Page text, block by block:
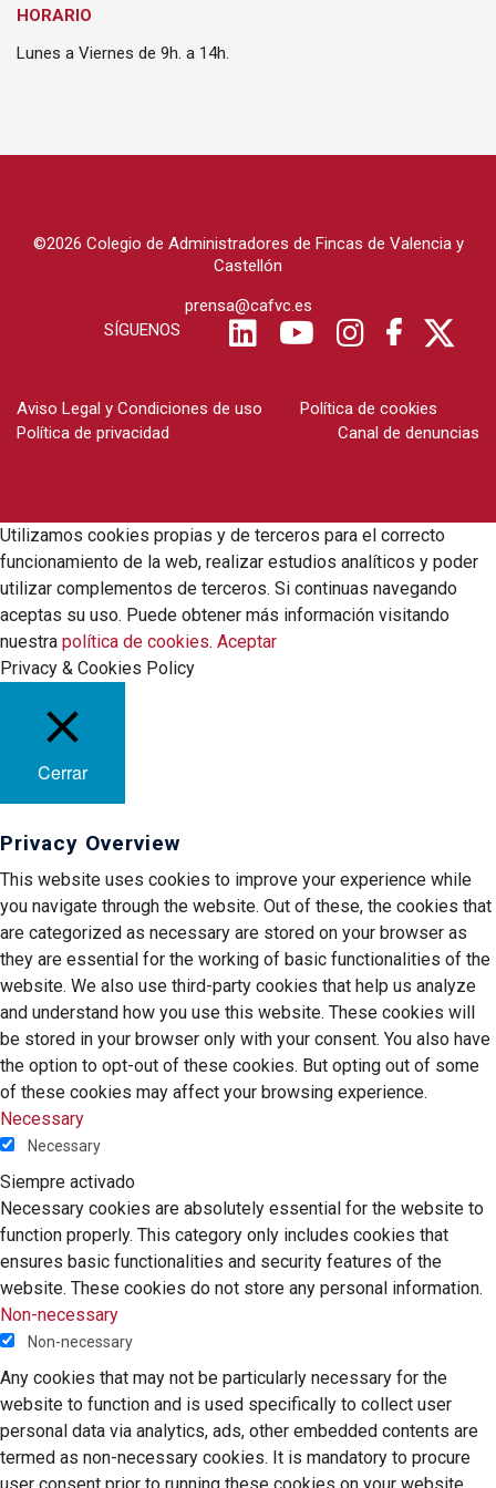
HORARIO
Lunes a Viernes de 9h. a 14h.
©2026 Colegio de Administradores de Fincas de Valencia y
Castellón
prensa@cafvc.es
SÍGUENOS
Aviso Legal y Condiciones de uso
Política de cookies
Política de privacidad
Canal de denuncias
Utilizamos cookies propias y de terceros para el correcto
funcionamiento de la web, realizar estudios analíticos y poder
utilizar complementos de terceros. Si continuas navegando
aceptas su uso. Puede obtener más información visitando
nuestra política de cookies. Aceptar
Privacy & Cookies Policy
Cerrar
Privacy Overview
This website uses cookies to improve your experience while
you navigate through the website. Out of these, the cookies that
are categorized as necessary are stored on your browser as
they are essential for the working of basic functionalities of the
website. We also use third-party cookies that help us analyze
and understand how you use this website. These cookies will
be stored in your browser only with your consent. You also have
the option to opt-out of these cookies. But opting out of some
of these cookies may affect your browsing experience.
Necessary
Necessary
Siempre activado
Necessary cookies are absolutely essential for the website to
function properly. This category only includes cookies that
ensures basic functionalities and security features of the
website. These cookies do not store any personal information.
Non-necessary
Non-necessary
Any cookies that may not be particularly necessary for the
website to function and is used specifically to collect user
personal data via analytics, ads, other embedded contents are
termed as non-necessary cookies. It is mandatory to procure